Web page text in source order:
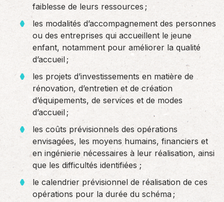
faiblesse de leurs ressources ;
les modalités d’accompagnement des personnes
ou des entreprises qui accueillent le jeune
enfant, notamment pour améliorer la qualité
d’accueil ;
les projets d’investissements en matière de
rénovation, d’entretien et de création
d’équipements, de services et de modes
d’accueil ;
les coûts prévisionnels des opérations
envisagées, les moyens humains, financiers et
en ingénierie nécessaires à leur réalisation, ainsi
que les difficultés identifiées ;
le calendrier prévisionnel de réalisation de ces
opérations pour la durée du schéma ;